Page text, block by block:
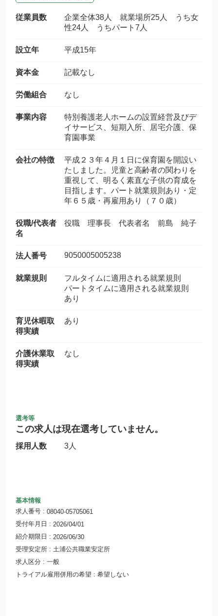
従業員数
企業全体38人 就業場所25人 うち女
性24人 うちパート7人
設立年 平成15年
資本金 記載なし
労働組合 なし
事業内容
特別養護老人ホームの設置経営及びデ
イサービス、短期入所、居宅介護、保
育園事業
会社の特徴
平成２３年４月１日に保育園を開設い
たしました。児童と高齢者の関わりを
重視して、明るく素直な子供の育成を
目指します。パート就業規則あり・定
年６５歳・再雇用あり（７０歳）
役職/代表者
名
役職 理事長 代表者名 前島 純子
法人番号 9050005005238
就業規則
フルタイムに適用される就業規則
パートタイムに適用される就業規則
あり
育児休暇取
得実績
あり
介護休業取
得実績
なし
選考等
この求人は現在選考していません。
採用人数 3人
基本情報
求人番号
08040-05705061
受付年月日
2026/04/01
紹介期限日
2026/06/30
受理安定所
土浦公共職業安定所
求人区分
一般
トライアル雇用併用の希望
希望しない